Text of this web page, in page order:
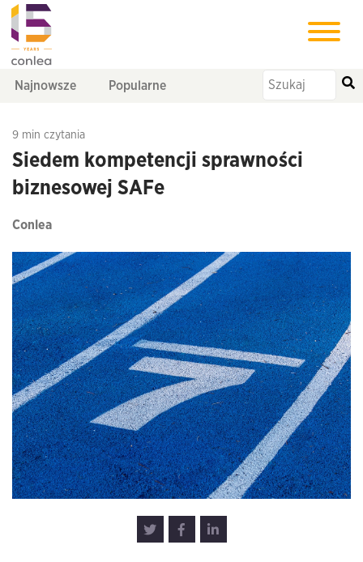
Najnowsze Popularne
9 min czytania
Siedem kompetencji sprawności
biznesowej SAFe
Conlea